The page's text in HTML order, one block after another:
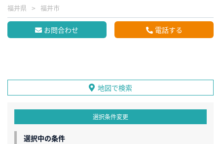
福井県 福井市
お問合わせ 電話する
地図で検索
選択条件変更
選択中の条件